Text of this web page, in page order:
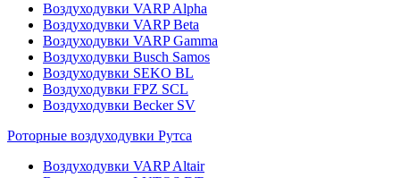
Воздуходувки VARP Alpha
Воздуходувки VARP Beta
Воздуходувки VARP Gamma
Воздуходувки Busch Samos
Воздуходувки SEKO BL
Воздуходувки FPZ SCL
Воздуходувки Becker SV
Роторные воздуходувки Рутса
Воздуходувки VARP Altair